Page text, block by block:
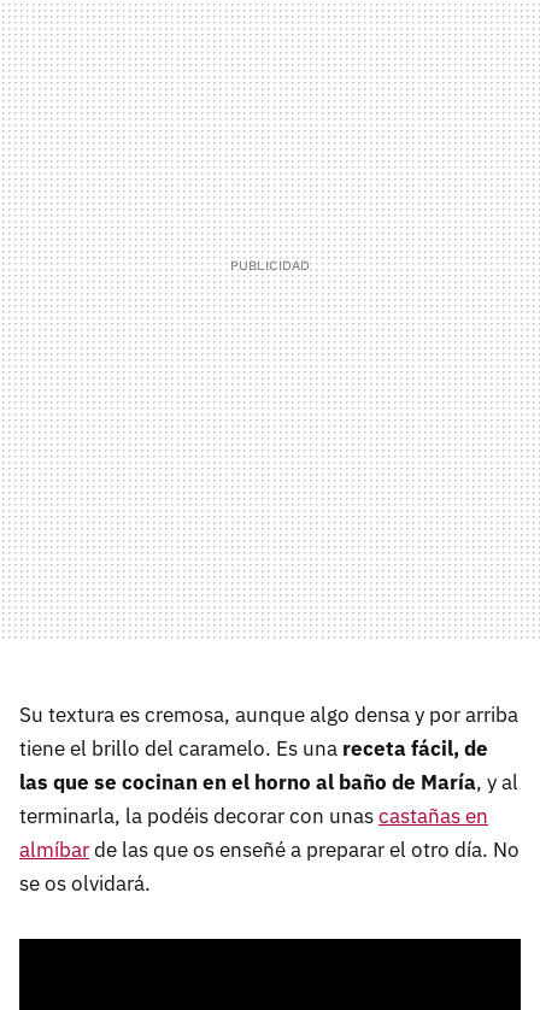
Su textura es cremosa, aunque algo densa y por arriba
tiene el brillo del caramelo. Es una receta fácil, de
las que se cocinan en el horno al baño de María, y al
terminarla, la podéis decorar con unascastañas en
almíbarde las que os enseñé a preparar el otro día. No
se os olvidará.